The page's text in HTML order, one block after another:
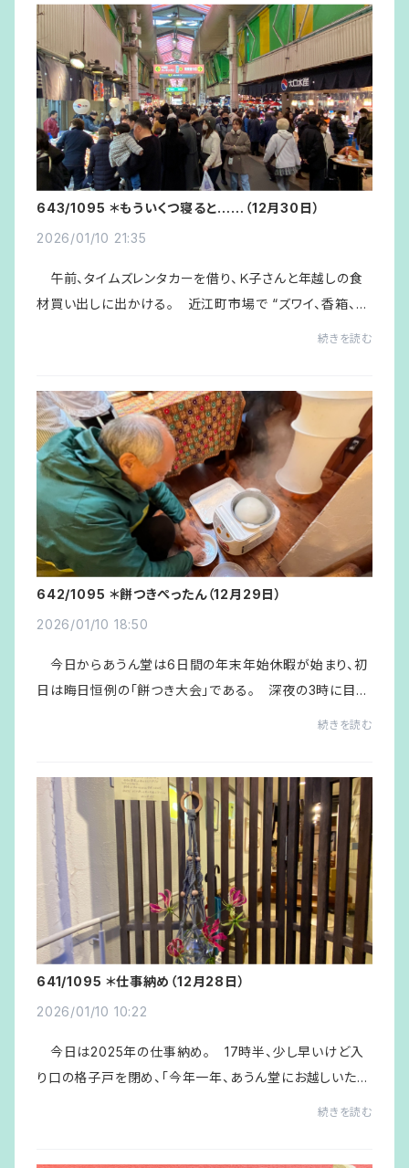
643/1095 ＊もういくつ寝ると……（12月30日）
2026/01/10 21:35
午前、タイムズレンタカーを借り、Ｋ子さんと年越しの食
材買い出しに出かける。 近江町市場で “ズワイ、香箱、刺
続きを読む
642/1095 ＊餅つきぺったん（12月29日）
2026/01/10 18:50
今日からあうん堂は6日間の年末年始休暇が始まり、初
日は晦日恒例の「餅つき大会」である。 深夜の3時に目覚
続きを読む
641/1095 ＊仕事納め（12月28日）
2026/01/10 10:22
今日は2025年の仕事納め。 17時半、少し早いけど入
り口の格子戸を閉め、「今年一年、あうん堂にお越しいただ
続きを読む